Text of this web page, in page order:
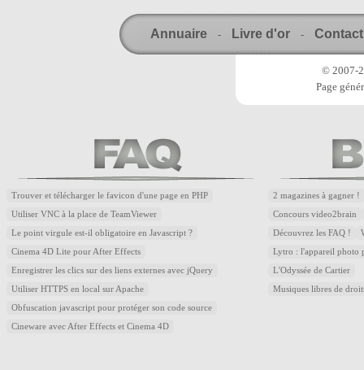
Annuaire - Livre d'or - Contact
© 2007-
Page
Trouver et télécharger le favicon d'une page en PHP
Utiliser VNC à la place de TeamViewer
Le point virgule est-il obligatoire en Javascript ?
Cinema 4D Lite pour After Effects
Enregistrer les clics sur des liens externes avec jQuery
Utiliser HTTPS en local sur Apache
Obfuscation javascript pour protéger son code source
Cineware avec After Effects et Cinema 4D
2 magazines à gagner !
Concours video2brain
Découvrez les FAQ !
Lytro : l'appareil photo
L'Odyssée de Cartier
Musiques libres de